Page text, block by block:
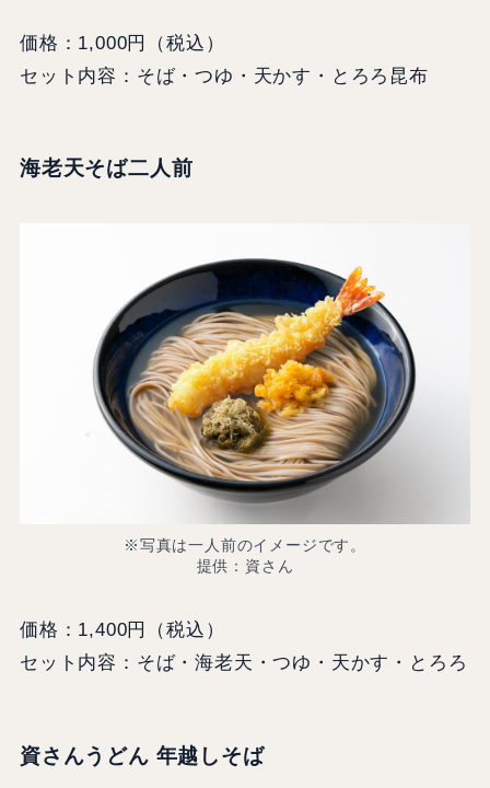
価格：1,000円（税込）
セット内容：そば・つゆ・天かす・とろろ昆布
海老天そば二人前
※写真は一人前のイメージです。
提供：資さん
価格：1,400円（税込）
セット内容：そば・海老天・つゆ・天かす・とろろ
資さんうどん 年越しそば